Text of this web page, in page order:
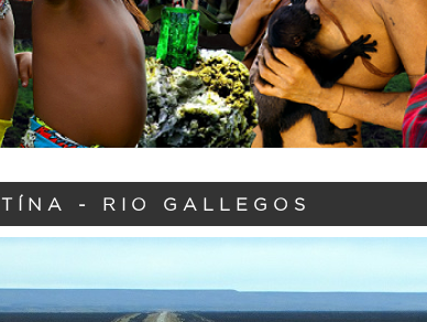
- RIO GALLEGOS